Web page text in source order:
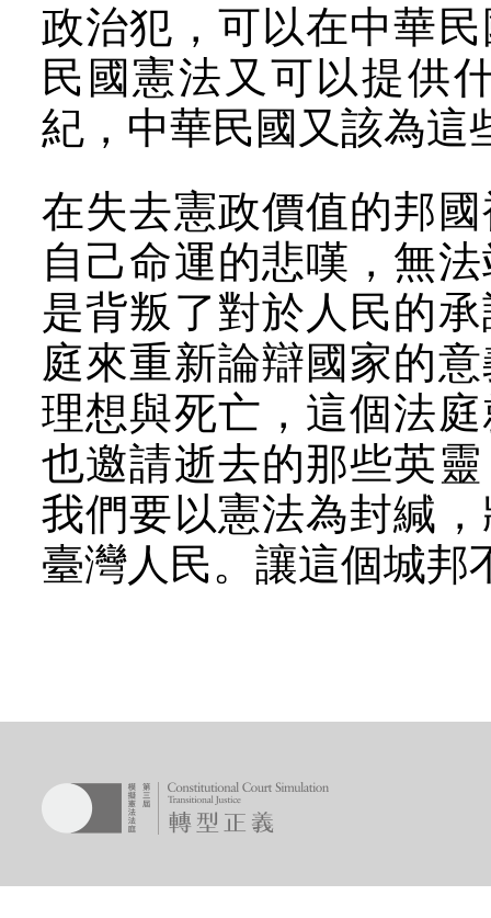
政治犯，可以在中華
民國憲法又可以提供
紀，中華民國又該為這
在失去憲政價值的邦
自己命運的悲嘆，無
是背叛了對於人民的
庭來重新論辯國家的
理想與死亡，這個法
也邀請逝去的那些英
我們要以憲法為封緘
臺灣人民。讓這個城邦